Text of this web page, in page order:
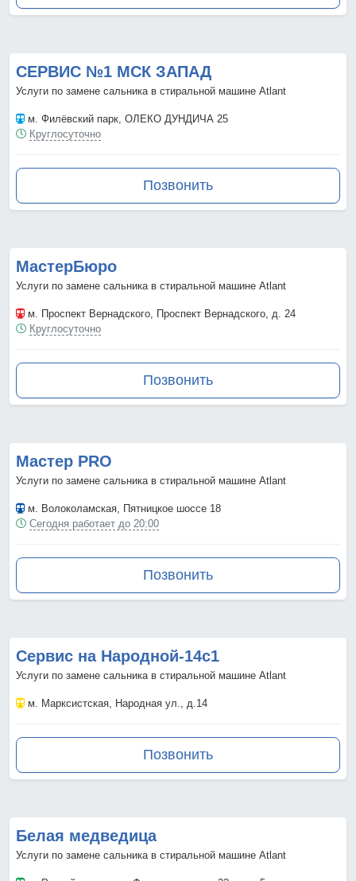
СЕРВИС №1 МСК ЗАПАД
Услуги по замене сальника в стиральной машине Atlant
м. Филёвский парк, ОЛЕКО ДУНДИЧА 25
Круглосуточно
Позвонить
МастерБюро
Услуги по замене сальника в стиральной машине Atlant
м. Проспект Вернадского, Проспект Вернадского, д. 24
Круглосуточно
Позвонить
Мастер PRO
Услуги по замене сальника в стиральной машине Atlant
м. Волоколамская, Пятницкое шоссе 18
Сегодня работает до 20:00
Позвонить
Сервис на Народной-14с1
Услуги по замене сальника в стиральной машине Atlant
м. Марксистская, Народная ул., д.14
Позвонить
Белая медведица
Услуги по замене сальника в стиральной машине Atlant